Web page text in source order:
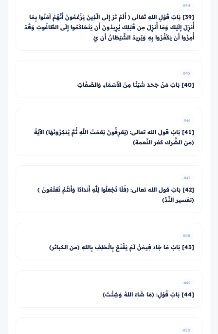
#44
[39] بَابُ قَوْلِ اللهِ تَعَالَى ﴿ أَلَمْ تَرَ إِلَى الَّذِينَ يَزْعُمُونَ أَنَّهُمْ آمَنُوا بِمَا
أُنزِلَ إِلَيْكَ وَمَا أُنزِلَ مِن قَبْلِكَ يُرِيدُونَ أَن يَتَحَاكَمُوا إِلَى الطَّاغُوتِ وَقَدْ
أُمِرُوا أَن يَكْفُرُوا بِهِ وَيُرِيدُ الشَّيْطَانُ أَن يُ
#45
[40] بَابُ مَنْ جَحَدَ شَيْئًا مِنَ الأَسْمَاءِ وَالصِّفَاتِ
#46
[41] بَابُ قول الله تعالى: ﴿يَعْرِفُونَ نِعْمَتَ اللَّهِ ثُمَّ يُنكِرُونَهَا﴾ الآيَةَ
(من الشِّرك كفر النِّعمة)
#47
[42] بَابُ قول الله تعالى: ﴿فَلَا تَجْعَلُوا لِلَّهِ أَندَادًا وَأَنتُمْ تَعْلَمُونَ ﴾
(تفسير النِّدِّ)
#48
[43] بَابُ مَا جَاءَ فِيمَنْ لَمْ يَقْنَعْ بِالْـحَلِفِ بِاللهِ (من الكبائر)
#49
[44] بَابُ قَوْلِ: (مَا شَاءَ اللهُ وَشِئْتَ)
#50